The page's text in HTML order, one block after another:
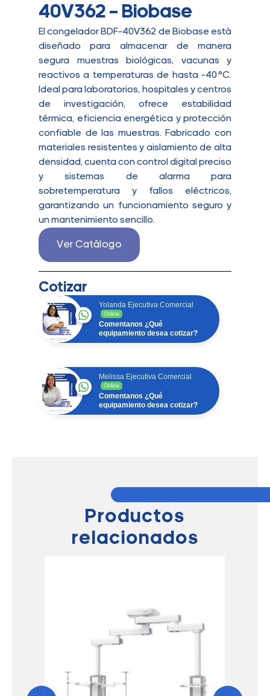
40V362 – Biobase
El congelador BDF-40V362 de Biobase está
diseñado para almacenar de manera
segura muestras biológicas, vacunas y
reactivos a temperaturas de hasta -40 °C.
Ideal para laboratorios, hospitales y centros
de investigación, ofrece estabilidad
térmica, eficiencia energética y protección
confiable de las muestras. Fabricado con
materiales resistentes y aislamiento de alta
densidad, cuenta con control digital preciso
y sistemas de alarma para
sobretemperatura y fallos eléctricos,
garantizando un funcionamiento seguro y
un mantenimiento sencillo.
Ver Catálogo
Cotizar
Yolanda Ejecutiva Comercial
Online
Comentanos ¿Qué
equipamiento desea cotizar?
Melissa Ejecutiva Comercial
Online
Comentanos ¿Qué
equipamiento desea cotizar?
Productos
relacionados